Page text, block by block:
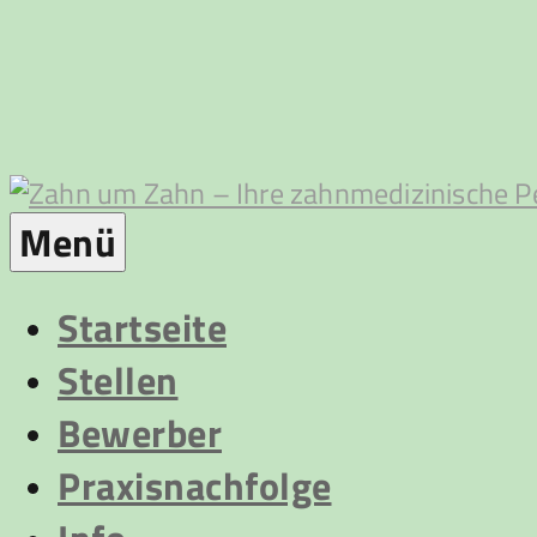
Zahn
um
Zahn
Menü
Startseite
Stellen
Bewerber
Praxisnachfolge